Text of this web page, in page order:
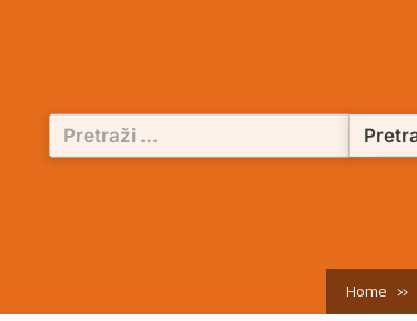
Pretraži:
Home